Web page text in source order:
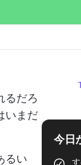
るだろ
いまだ
るい
今日